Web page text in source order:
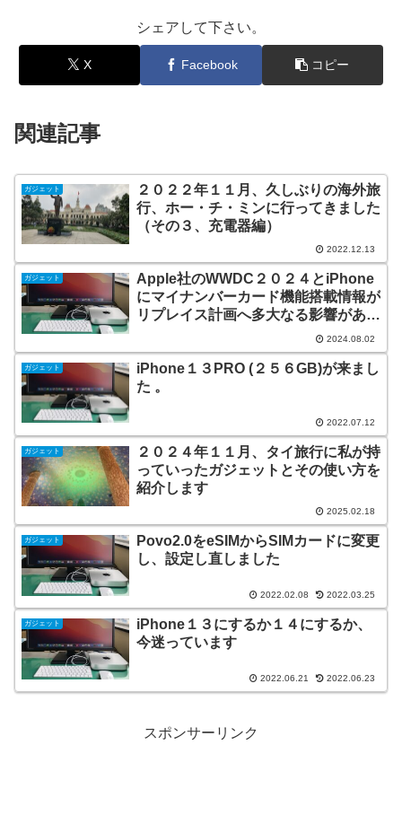
シェアして下さい。
X Facebook コピー
関連記事
ガジェット
２０２２年１１月、久しぶりの海外旅
行、ホー・チ・ミンに行ってきました
（その３、充電器編）
2022.12.13
ガジェット
Apple社のWWDC２０２４とiPhone
にマイナンバーカード機能搭載情報が
リプレイス計画へ多大なる影響があり
2024.08.02
ガジェット
iPhone１３PRO (２５６GB)が来まし
た 。
2022.07.12
ガジェット
２０２４年１１月、タイ旅行に私が持
っていったガジェットとその使い方を
紹介します
2025.02.18
ガジェット
Povo2.0をeSIMからSIMカードに変更
し、設定し直しました
2022.02.08 2022.03.25
ガジェット
iPhone１３にするか１４にするか、
今迷っています
2022.06.21 2022.06.23
スポンサーリンク